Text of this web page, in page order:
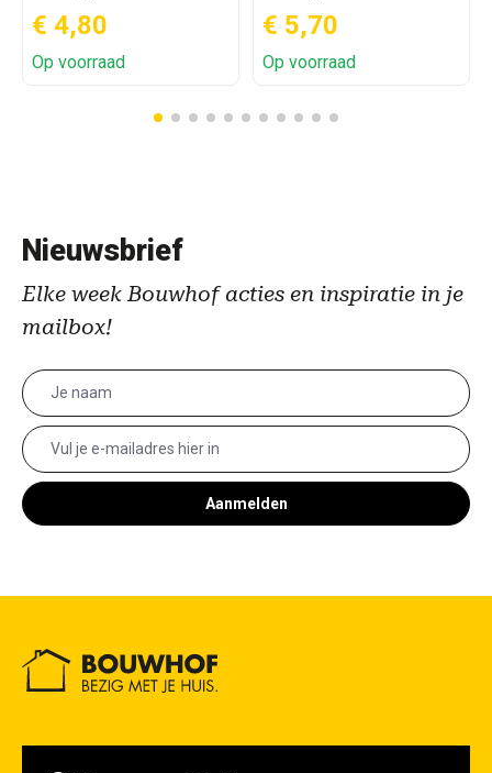
€ 4,80
Op voorraad
€ 5,70
Op voorraad
Nieuwsbrief
Elke week Bouwhof acties en inspiratie in je
mailbox!
Aanmelden